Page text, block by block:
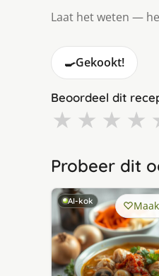
Laat het weten —
🍳Gekookt!
Beoordeel dit
★ ★ ★ ★
Probeer dit
AI-kok